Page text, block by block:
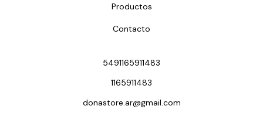
Productos
Contacto
5491165911483
1165911483
donastore.ar@gmail.com